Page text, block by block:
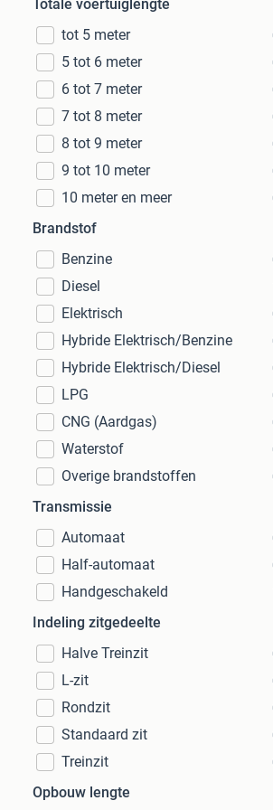
Totale voertuiglengte
tot 5 meter
5 tot 6 meter
6 tot 7 meter
7 tot 8 meter
8 tot 9 meter
9 tot 10 meter
10 meter en meer
Brandstof
Benzine
Diesel
Elektrisch
Hybride Elektrisch/Benzine
Hybride Elektrisch/Diesel
LPG
CNG (Aardgas)
Waterstof
Overige brandstoffen
Transmissie
Automaat
Half-automaat
Handgeschakeld
Indeling zitgedeelte
Halve Treinzit
L-zit
Rondzit
Standaard zit
Treinzit
Opbouw lengte